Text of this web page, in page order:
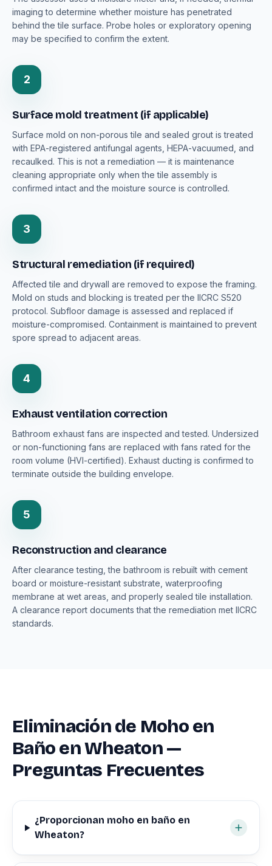
imaging to determine whether moisture has penetrated
behind the tile surface. Probe holes or exploratory opening
may be specified to confirm the extent.
2
Surface mold treatment (if applicable)
Surface mold on non-porous tile and sealed grout is treated
with EPA-registered antifungal agents, HEPA-vacuumed, and
recaulked. This is not a remediation — it is maintenance
cleaning appropriate only when the tile assembly is
confirmed intact and the moisture source is controlled.
3
Structural remediation (if required)
Affected tile and drywall are removed to expose the framing.
Mold on studs and blocking is treated per the IICRC S520
protocol. Subfloor damage is assessed and replaced if
moisture-compromised. Containment is maintained to prevent
spore spread to adjacent areas.
4
Exhaust ventilation correction
Bathroom exhaust fans are inspected and tested. Undersized
or non-functioning fans are replaced with fans rated for the
room volume (HVI-certified). Exhaust ducting is confirmed to
terminate outside the building envelope.
5
Reconstruction and clearance
After clearance testing, the bathroom is rebuilt with cement
board or moisture-resistant substrate, waterproofing
membrane at wet areas, and properly sealed tile installation.
A clearance report documents that the remediation met IICRC
standards.
Eliminación de Moho en
Baño en Wheaton —
Preguntas Frecuentes
¿Proporcionan moho en baño en
Wheaton?